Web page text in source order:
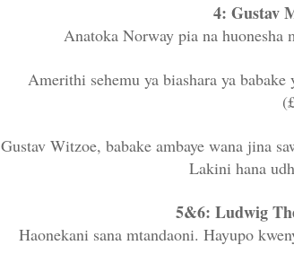
4: Gustav
Anatoka Norway pia na huonesha
Amerithi sehemu ya biashara ya
Gustav Witzoe, babake ambaye wana jina
Lakini hana
5&6: Ludwig
Haonekani sana mtandaoni. Hayupo